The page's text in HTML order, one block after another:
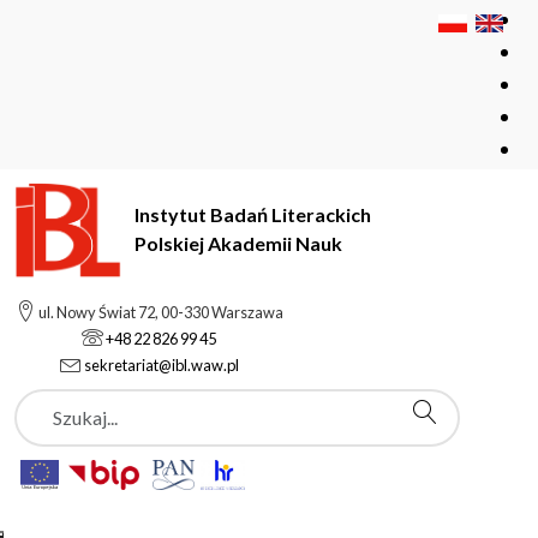
Instytut Badań Literackich
Polskiej Akademii Nauk
ul. Nowy Świat 72, 00-330 Warszawa
+48 22 826 99 45
sekretariat@ibl.waw.pl
Szukaj
Instytut Badań Literackich Polskiej Akademii Nauk
Pracownicy
Kandziora Jerzy
Kandziora Jerzy